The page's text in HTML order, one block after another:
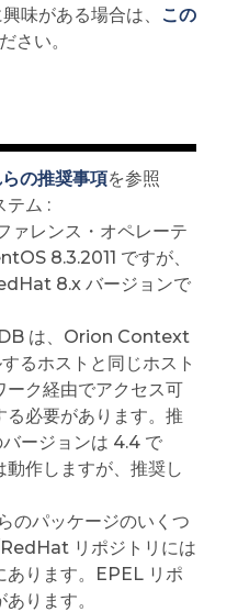
味がある場合は、
この
さい。
の推奨事項を参照
テム :
レンス・オペレーテ
8.3.2011 ですが、
8.x バージョンで
は、Orion Context
るホストと同じホスト
ーク経由でアクセス可
必要があります。推
ージョンは 4.4 で
作しますが、推奨し
のパッケージのいくつ
リポジトリには
あります。EPEL リポ
ります。